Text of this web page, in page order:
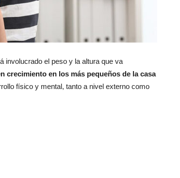
Cuídate
involucrado el peso y la altura que va
crecimiento en los más pequeños de la casa
físico y mental, tanto a nivel externo como